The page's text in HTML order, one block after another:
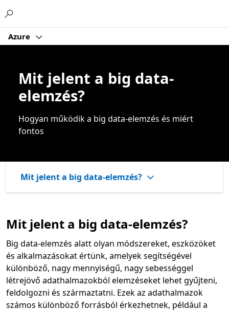
Azure
Mit jelent a big data-
elemzés?
Hogyan működik a big data-elemzés és miért
fontos
Mit jelent a big data-elemzés?
Mit jelent a big data-elemzés?
Big data-elemzés alatt olyan módszereket, eszközöket
és alkalmazásokat értünk, amelyek segítségével
különböző, nagy mennyiségű, nagy sebességgel
létrejövő adathalmazokból elemzéseket lehet gyűjteni,
feldolgozni és származtatni. Ezek az adathalmazok
számos különböző forrásból érkezhetnek, például a